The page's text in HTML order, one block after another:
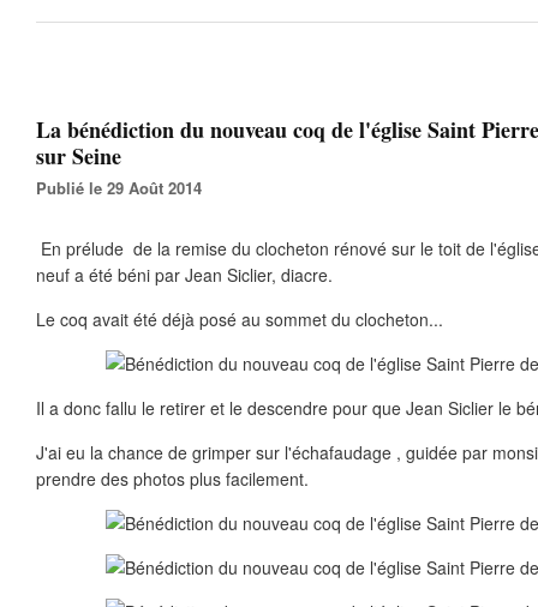
La bénédiction du nouveau coq de l'église Saint
sur Seine
Publié le 29 Août 2014
En prélude de la remise du clocheton rénové sur le toit de
neuf a été béni par Jean Siclier, diacre.
Le coq avait été déjà posé au sommet du clocheton...
Il a donc fallu le retirer et le descendre pour que Jean Siclier le
J'ai eu la chance de grimper sur l'échafaudage , guidée par
prendre des photos plus facilement.